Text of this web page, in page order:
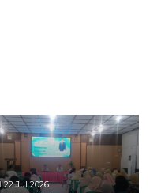
22 Jul 2026